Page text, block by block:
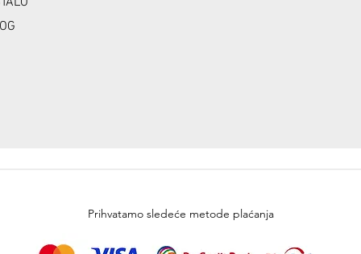
Prihvatamo sledeće metode plaćanja